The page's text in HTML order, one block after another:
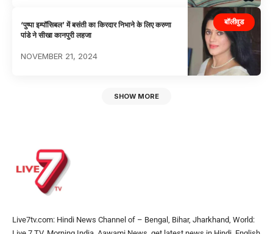
बॉलीवुड
‘पुष्पा इम्पॉसिबल’ में बसंती का किरदार निभाने के लिए करुणा
पांडे ने सीखा कानपुरी लहजा
NOVEMBER 21, 2024
SHOW MORE
Live7tv.com: Hindi News Channel of – Bengal, Bihar, Jharkhand, World: